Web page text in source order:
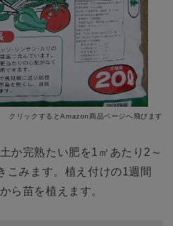
クリックするとAmazon商品ページへ飛びます
か完熟たい肥を1㎡あたり2～
こみます。植え付けの1週間
ら苗を植えます。